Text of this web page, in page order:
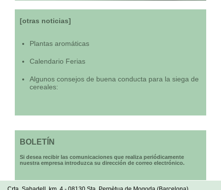
[otras noticias]
Plantas aromáticas
Calendario Ferias
Algunos consejos de buena conducta para la siega de
cereales:
BOLETÍN
Si desea recibir las comunicaciones que realiza periódicamente
nuestra empresa introduzca su dirección de correo electrónico.